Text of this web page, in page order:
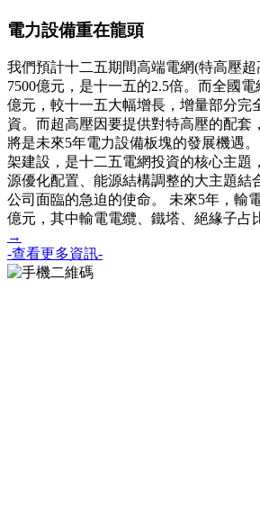
電力設備重在龍頭
我們預計十二五期間高端電網(特高壓超
7500億元，是十一五的2.5倍。而全國
億元，較十一五大幅增長，增量部分完
資。而超高壓因要提供對特高壓的配套
將是未來5年電力設備板塊的發展機遇
架建設，是十二五電網投資的核心主題
源優化配置、能源結構調整的大主題結
公司面臨的急迫的使命。 未來5年，輸
億元，其中輸電電纜、鐵塔、絕緣子占
→
-查看更多資訊-